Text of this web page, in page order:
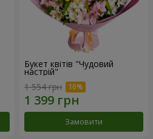
Букет квітів "Чудовий
настрій"
1 554 грн
Замовити